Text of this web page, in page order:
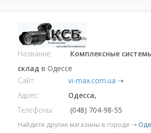
Название:
Комплексные
склад в Одессе
Сайт:
vi-max.com.ua ⇢
Адрес:
Одесса,
Телефоны:
(048) 704-98-55
Найдите другие магазины в городе ⇢